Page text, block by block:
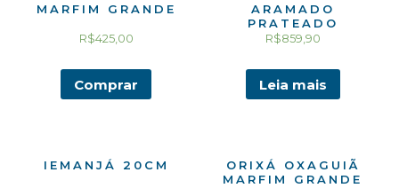
MARFIM GRANDE
R$425,00
Comprar
ARAMADO
PRATEADO
R$859,90
Leia mais
IEMANJÁ 20CM
ORIXÁ OXAGUIÃ
MARFIM GRANDE